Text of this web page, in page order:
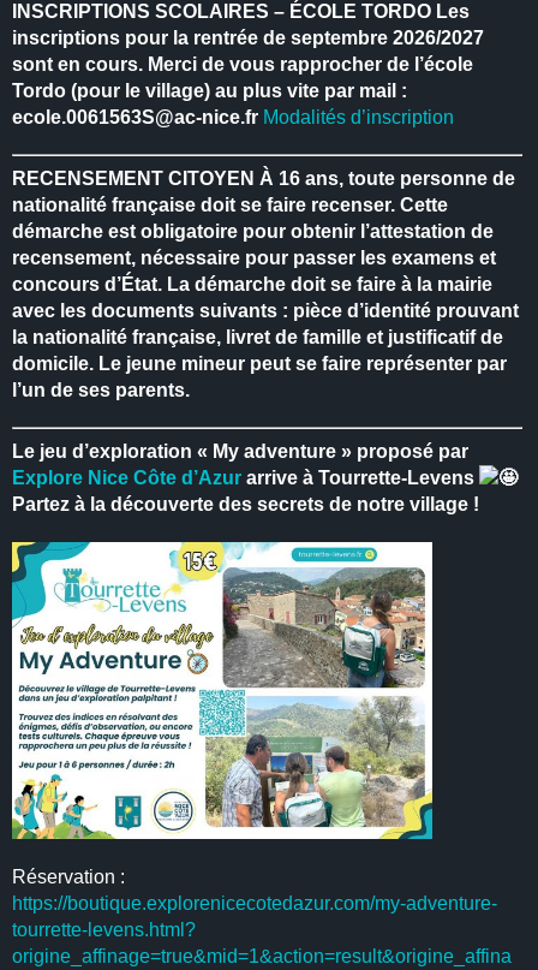
INSCRIPTIONS SCOLAIRES – ÉCOLE TORDO Les
inscriptions pour la rentrée de septembre 2026/2027
sont en cours. Merci de vous rapprocher de l’école
Tordo (pour le village) au plus vite par mail :
ecole.0061563S@ac-nice.fr Modalités d’inscription
RECENSEMENT CITOYEN À 16 ans, toute personne de
nationalité française doit se faire recenser. Cette
démarche est obligatoire pour obtenir l’attestation de
recensement, nécessaire pour passer les examens et
concours d’État. La démarche doit se faire à la mairie
avec les documents suivants : pièce d’identité prouvant
la nationalité française, livret de famille et justificatif de
domicile. Le jeune mineur peut se faire représenter par
l’un de ses parents.
Le jeu d’exploration « My adventure » proposé par
Explore Nice Côte d’Azur arrive à Tourrette-Levens
Partez à la découverte des secrets de notre village !
Réservation :
https://boutique.explorenicecotedazur.com/my-adventure-
tourrette-levens.html?
origine_affinage=true&mid=1&action=result&origine_affina